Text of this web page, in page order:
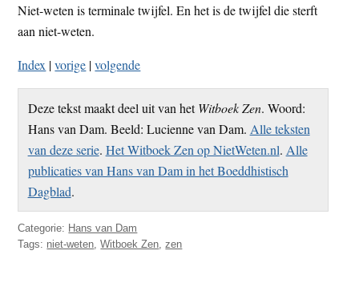
Niet-weten is terminale twijfel. En het is de twijfel die sterft
aan niet-weten.
Index |vorige |volgende
Deze tekst maakt deel uit van hetWitboek Zen. Woord:
Hans van Dam. Beeld: Lucienne van Dam. Alle teksten
van deze serie. Het Witboek Zen op NietWeten.nl. Alle
publicaties van Hans van Dam in het Boeddhistisch
Dagblad.
Categorie: Hans van Dam
Tags: niet-weten,Witboek Zen,zen